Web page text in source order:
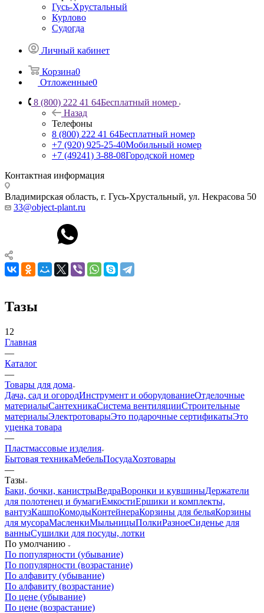
Гусь-Хрустальный
Курлово
Судогда
Личный кабинет
Корзина0
Отложенные0
8 (800) 222 41 64Бесплатный номер
Назад
Телефоны
8 (800) 222 41 64Бесплатный номер
+7 (920) 925-25-40Мобильный номер
+7 (49241) 3-88-08Городской номер
Контактная информация
Владимирская область, г. Гусь-Хрустальный, ул. Некрасова 50
33@object-plant.ru
Тазы
12
Главная
—
Каталог
—
Товары для дома
Дача, сад и огородИнструмент и оборудованиеОтделочные
материалыСантехникаСистема вентиляцииСтроительные
материалыЭлектротоварыЭто подарочные сертификатыЭто
уценка товара
—
Пластмассовые изделия
Бытовая техникаМебельПосудаХозтовары
—
Тазы
Баки, бочки, канистрыВедраВоронки и кувшиныДержатели
для полотенец и бумагиЕмкостиЕршики и комплекты,
вантузКашпоКомодыКонтейнераКорзины для бельяКорзины
для мусораМасленкиМыльницыПолкиРазноеСиденье для
ванныСушилки для посуды, лотки
По умолчанию
По популярности (убывание)
По популярности (возрастание)
По алфавиту (убывание)
По алфавиту (возрастание)
По цене (убывание)
По цене (возрастание)